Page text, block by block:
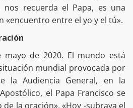
nos recuerda el Papa, es una
«encuentro entre el yo y el tú».
de 2020. El mundo está
mundial provocada por
la Audiencia General, en la
el Papa Francisco se
la oración». «Hoy -subraya el